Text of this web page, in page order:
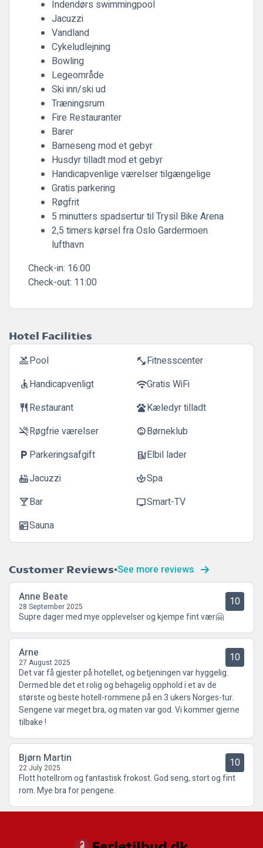
Indendørs swimmingpool
Jacuzzi
Vandland
Cykeludlejning
Bowling
Legeområde
Ski inn/ski ud
Træningsrum
Fire Restauranter
Barer
Barneseng mod et gebyr
Husdyr tilladt mod et gebyr
Handicapvenlige værelser tilgængelige
Gratis parkering
Røgfrit
5 minutters spadsertur til Trysil Bike Arena
2,5 timers kørsel fra Oslo Gardermoen
lufthavn
Check-in: 16:00
Check-out: 11:00
Hotel Facilities
poolPool fitness_centerFitnesscenter
accessibleHandicapvenligt wifiGratis WiFi
restaurantRestaurant petsKæledyr tilladt
smoke_freeRøgfrie værelser child_careBørneklub
local_parking Parkeringsafgift ev_stationElbil lader
hot_tubJacuzzi spaSpa
local_barBar tvSmart-TV
saunaSauna
Customer Reviews See more reviews
Anne Beate
28 September 2025 10
Supre dager med mye opplevelser og kjempe fint vær🤗
Arne
27 August 2025 10
Det var få gjester på hotellet, og betjeningen var hyggelig.
Dermed ble det et rolig og behagelig opphold i et av de
største og beste hotell-rommene på en 3 ukers Norges-tur.
Sengene var meget bra, og maten var god. Vi kommer gjerne
tilbake !
Bjørn Martin
22 July 2025 10
Flott hotellrom og fantastisk frokost. God seng, stort og fint
rom. Mye bra for pengene.